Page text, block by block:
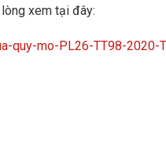
xem tại đây:
quy-mo-PL26-TT98-2020-